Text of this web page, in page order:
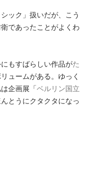
ック」扱いだが、こう
であったことがよくわ
もすばらしい作品がた
ュームがある。ゆっく
企画展「ベルリン国立
とうにクタクタになっ